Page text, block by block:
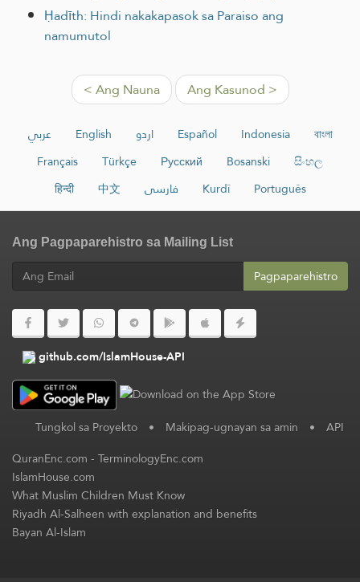
Ḥadīth: Hindi nakakapasok sa Paraiso ang
namumutol
< Ang Nauna Ang Kasunod >
عربي English اردو Español Indonesia
বাংলা
Français
Türkçe Русский Bosanski
සිංහල
हिन्दी
中文 فارسی Kurdî Português
Ang Pagpaparehistro sa Mailing List
Pagpaparehistro
github.com/IslamHouse-API
Tungkol sa Proyekto • Makipag-ugnayan sa amin • API
QuranEnc.com-TerminologyEnc.com
IslamHouse.com
What Muslim Children Must Know
Riyadh Al-Salheen with explanation and benefits
Bayan Al-Islam